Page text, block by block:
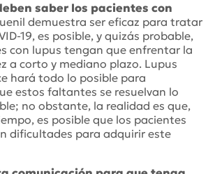
saber los pacientes con
demuestra ser eficaz para tratar
19, es posible, y quizás probable,
con lupus tengan que enfrentar la
a corto y mediano plazo. Lupus
hará todo lo posible para
estos faltantes se resuelvan lo
no obstante, la realidad es que,
es posible que los pacientes
dificultades para adquirir este